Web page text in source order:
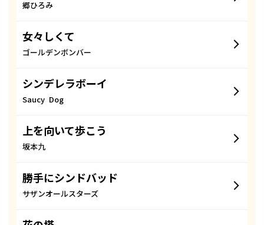
郷ひろみ
女々しくて
ゴールデンボンバー
シンデレラボーイ
Saucy Dog
上を向いて歩こう
坂本九
勝手にシンドバッド
サザンオールスターズ